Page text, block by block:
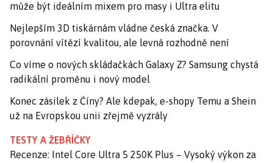
může být ideálním mixem pro masy i Ultra elitu
Nejlepším 3D tiskárnám vládne česká značka. V
porovnání vítězí kvalitou, ale levná rozhodně není
Co víme o nových skládačkách Galaxy Z? Samsung chystá
radikální proměnu i nový model
Konec zásilek z Číny? Ale kdepak, e-shopy Temu a Shein
už na Evropskou unii zřejmě vyzrály
TESTY A ŽEBŘÍČKY
Recenze: Intel Core Ultra 5 250K Plus – Vysoký výkon za